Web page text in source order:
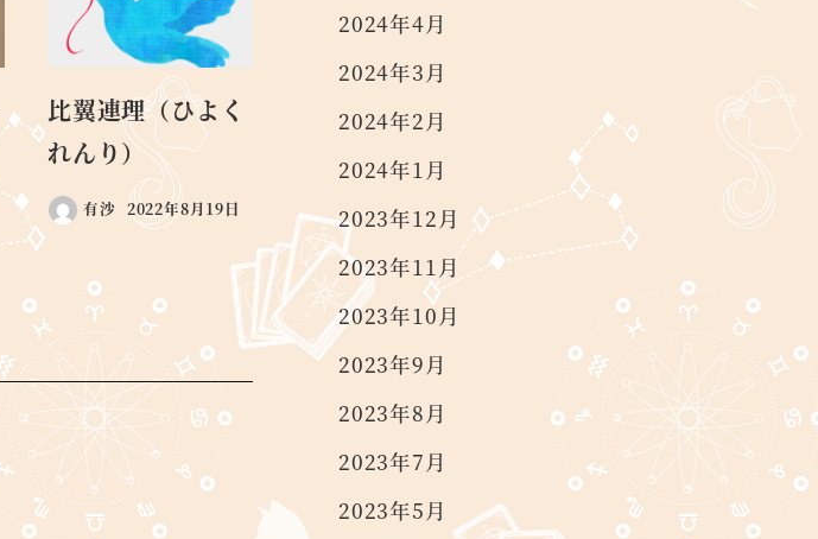
比翼連理（ひよく
れんり）
有沙 2022年8月19日
2024年4月
2024年3月
2024年2月
2024年1月
2023年12月
2023年11月
2023年10月
2023年9月
2023年8月
2023年7月
2023年5月